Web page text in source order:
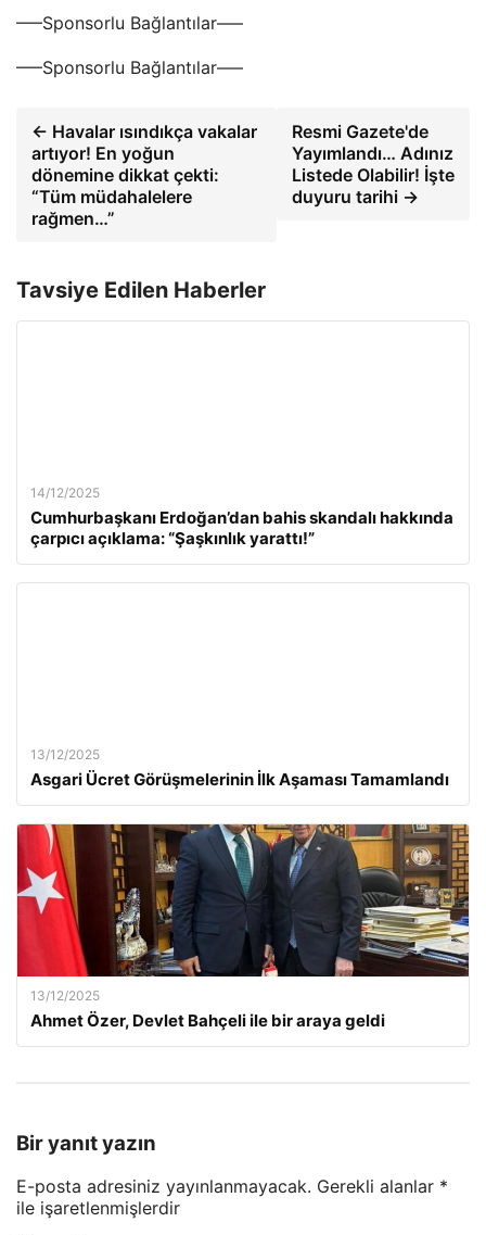
—–Sponsorlu Bağlantılar—–
—–Sponsorlu Bağlantılar—–
← Havalar ısındıkça vakalar
artıyor! En yoğun
dönemine dikkat çekti:
“Tüm müdahalelere
rağmen…”
Resmi Gazete'de
Yayımlandı… Adınız
Listede Olabilir! İşte
duyuru tarihi →
Tavsiye Edilen Haberler
14/12/2025
Cumhurbaşkanı Erdoğan’dan bahis skandalı hakkında
çarpıcı açıklama: “Şaşkınlık yarattı!”
13/12/2025
Asgari Ücret Görüşmelerinin İlk Aşaması Tamamlandı
13/12/2025
Ahmet Özer, Devlet Bahçeli ile bir araya geldi
Bir yanıt yazın
E-posta adresiniz yayınlanmayacak. Gerekli alanlar *
ile işaretlenmişlerdir